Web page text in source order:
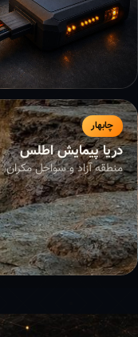
چابهار
دریا پیمایش اطلس
منطقه آزاد و سواحل مکران